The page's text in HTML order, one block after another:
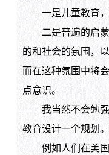
一是儿童教育，
二是普遍的启蒙
的和社会的氛围，
而在这种氛围中将
点意识。
我当然不会勉强
教育设计一个规划
例如人们在美国